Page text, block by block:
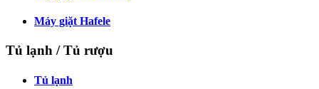
Máy giặt Hafele
Tủ lạnh / Tủ rượu
Tủ lạnh